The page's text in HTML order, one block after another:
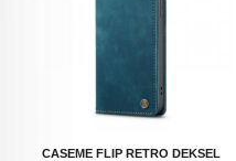
CASEME FLIP RETRO DEKSEL